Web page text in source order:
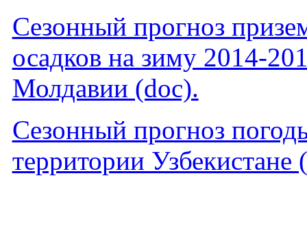
Cезонный прогноз
осадков на зиму 2014-
Молдавии (doc).
Cезонный прогноз
территории Узбекистане